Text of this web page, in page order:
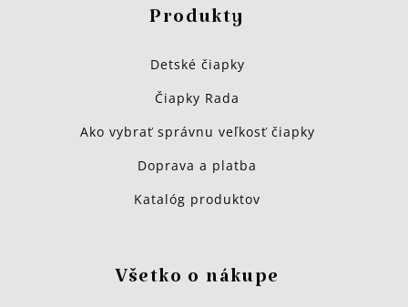
Produkty
Detské čiapky
Čiapky Rada
Ako vybrať správnu veľkosť čiapky
Doprava a platba
Katalóg produktov
Všetko o nákupe